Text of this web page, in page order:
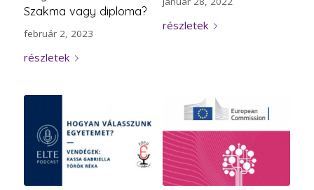
Szakma vagy diploma?
február 2, 2023
részletek
részletek